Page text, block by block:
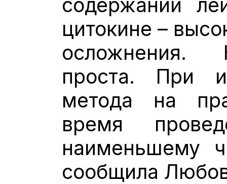
содержании
цитокине –
осложнения.
проста. При
метода на
время
наименьшему
сообщила